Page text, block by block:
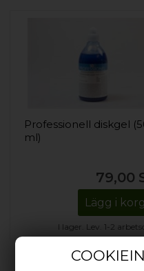
Professionell diskgel
ml)
79,00
Lägg i
I lager. Lev. 1-2